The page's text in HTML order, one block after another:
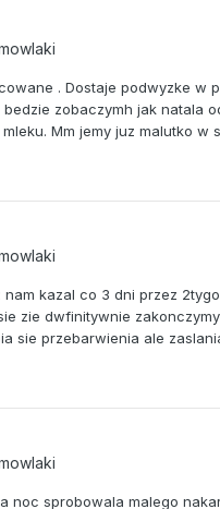
. Dostaje podwyzke w
zobaczymh jak natala
Mm jemy juz malutko w
kazal co 3 dni przez
zie dwfinitywnie
sie przebarwienia ale
sprobowala malego